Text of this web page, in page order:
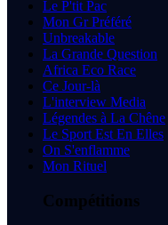
Le P'tit Pac
Mon Gr Préféré
Unbreakable
La Grande Question
Africa Eco Race
Ce Jour-là
L'interview Media
Légendes à La Chêne
Le Sport Est En Elles
On S'enflamme
Mon Rituel
Compétitions